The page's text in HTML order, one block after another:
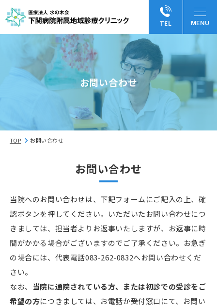
TEL
お問い合わせ
TOP お問い合わせ
お問い合わせ
当院へのお問い合わせは、下記フォームにご記入の上、確
認ボタンを押してください。いただいたお問い合わせにつ
きましては、担当者よりお返事いたしますが、お返事に時
間がかかる場合がございますのでご了承ください。お急ぎ
の場合には、代表電話083-262-0832へお問い合わせくだ
さい。
なお、
当院に通院されている方、または初診での受診をご
希望の方につきましては、お電話か受付窓口にて、お問い